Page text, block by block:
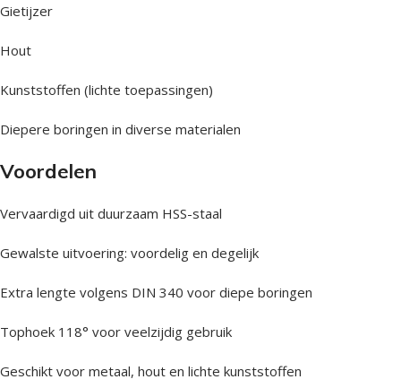
Gietijzer
Hout
Kunststoffen (lichte toepassingen)
Diepere boringen in diverse materialen
Voordelen
Vervaardigd uit duurzaam HSS-staal
Gewalste uitvoering: voordelig en degelijk
Extra lengte volgens DIN 340 voor diepe boringen
Tophoek 118° voor veelzijdig gebruik
Geschikt voor metaal, hout en lichte kunststoffen